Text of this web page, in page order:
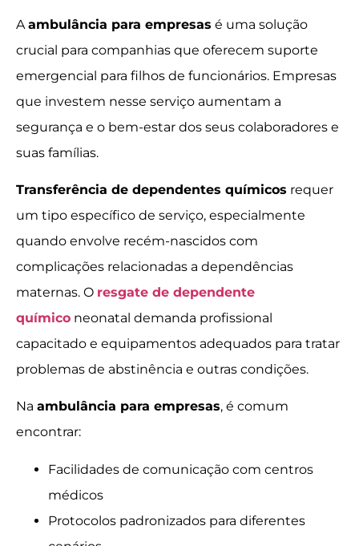
A ambulância para empresas é uma solução
crucial para companhias que oferecem suporte
emergencial para filhos de funcionários. Empresas
que investem nesse serviço aumentam a
segurança e o bem-estar dos seus colaboradores e
suas famílias.
Transferência de dependentes químicos requer
um tipo específico de serviço, especialmente
quando envolve recém-nascidos com
complicações relacionadas a dependências
maternas. O resgate de dependente
químico neonatal demanda profissional
capacitado e equipamentos adequados para tratar
problemas de abstinência e outras condições.
Na ambulância para empresas, é comum
encontrar:
Facilidades de comunicação com centros
médicos
Protocolos padronizados para diferentes